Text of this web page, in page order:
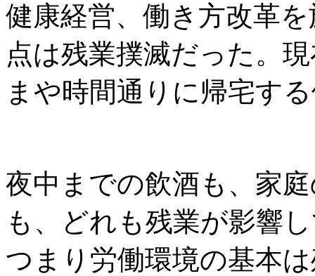
健康経営、働き方改革
点は残業撲滅だった。
まや時間通りに帰宅す
夜中までの飲酒も、家
も、どれも残業が影響
つまり労働環境の基本